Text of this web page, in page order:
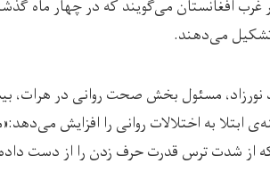
مسئول بخش صحت روانی در هرات،
ابتلا به اختلالات روانی را افزایش
از شدت ترس قدرت حرف زدن را از دست